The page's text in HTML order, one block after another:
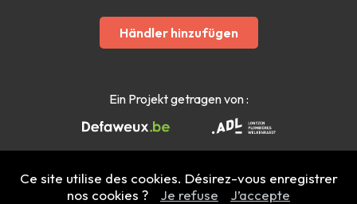
Händler hinzufügen
Ein Projekt getragen von :
Mentions légales- Copyright 2022 - 2026 welkenraedt.info
Ce site utilise des cookies. Désirez-vous enregistrer
nos cookies ?
Je refuse J’accepte